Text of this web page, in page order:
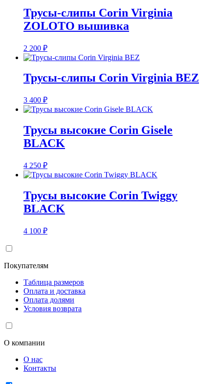
Трусы-слипы Corin Virginia
ZOLOTO вышивка
2 200 ₽
Трусы-слипы Corin Virginia BEZ
3 400 ₽
Трусы высокие Corin Gisele
BLACK
4 250 ₽
Трусы высокие Corin Twiggy
BLACK
4 100 ₽
Покупателям
Таблица размеров
Оплата и доставка
Оплата долями
Условия возврата
О компании
О нас
Контакты